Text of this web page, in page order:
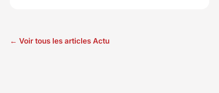
← Voir tous les articles Actu